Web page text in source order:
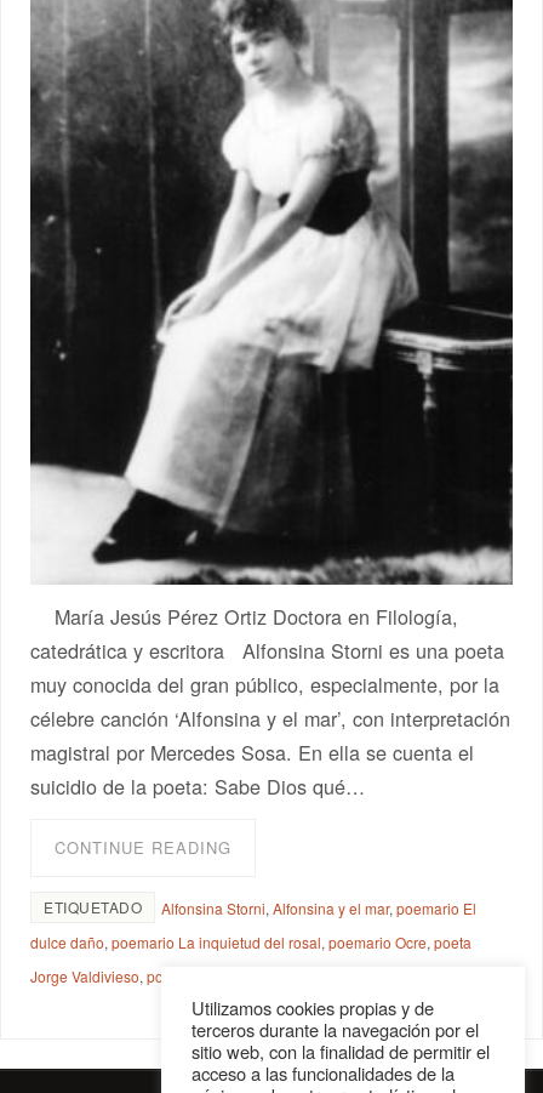
María Jesús Pérez Ortiz Doctora en Filología,
catedrática y escritora Alfonsina Storni es una poeta
muy conocida del gran público, especialmente, por la
célebre canción ‘Alfonsina y el mar’, con interpretación
magistral por Mercedes Sosa. En ella se cuenta el
suicidio de la poeta: Sabe Dios qué…
CONTINUE READING
ETIQUETADO Alfonsina Storni,Alfonsina y el mar,poemario El
dulce daño,poemario La inquietud del rosal,poemario Ocre,poeta
Jorge Valdivieso,poetas argentinos siglo XX
Utilizamos cookies propias y de
terceros durante la navegación por el
sitio web, con la finalidad de permitir el
acceso a las funcionalidades de la